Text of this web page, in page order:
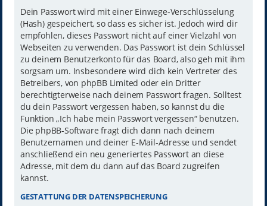
Dein Passwort wird mit einer Einwege-Verschlüsselung
(Hash) gespeichert, so dass es sicher ist. Jedoch wird dir
empfohlen, dieses Passwort nicht auf einer Vielzahl von
Webseiten zu verwenden. Das Passwort ist dein Schlüssel
zu deinem Benutzerkonto für das Board, also geh mit ihm
sorgsam um. Insbesondere wird dich kein Vertreter des
Betreibers, von phpBB Limited oder ein Dritter
berechtigterweise nach deinem Passwort fragen. Solltest
du dein Passwort vergessen haben, so kannst du die
Funktion „Ich habe mein Passwort vergessen“ benutzen.
Die phpBB-Software fragt dich dann nach deinem
Benutzernamen und deiner E-Mail-Adresse und sendet
anschließend ein neu generiertes Passwort an diese
Adresse, mit dem du dann auf das Board zugreifen
kannst.
GESTATTUNG DER DATENSPEICHERUNG